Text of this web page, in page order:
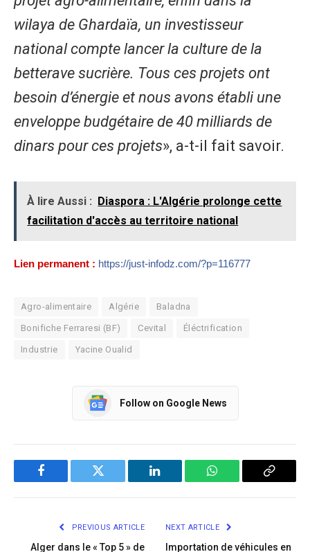
wilaya de Ghardaïa, un investisseur
national compte lancer la culture de la
betterave sucrière. Tous ces projets ont
besoin d’énergie et nous avons établi une
enveloppe budgétaire de 40 milliards de
dinars pour ces projets», a-t-il fait savoir.
À lire Aussi : Diaspora : L'Algérie prolonge cette
facilitation d'accès au territoire national
Lien permanent : https://just-infodz.com/?p=116777
Agro-alimentaire Algérie Baladna
Bonifiche Ferraresi (BF) Cevital Éléctrification
Industrie Yacine Oualid
Follow on Google News
Facebook Twitter LinkedIn WhatsApp Copy
PREVIOUS ARTICLE
Alger dans le « Top 5 » de
NEXT ARTICLE
Importation de véhicules en